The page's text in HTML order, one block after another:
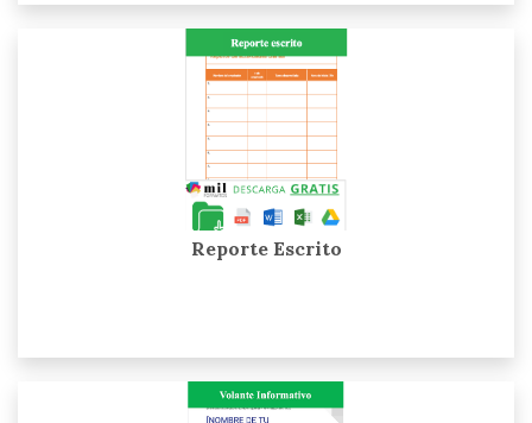
Reporte Escrito